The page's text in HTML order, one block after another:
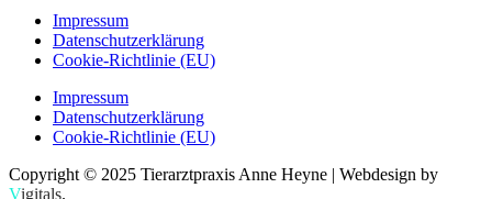
Impressum
Datenschutzerklärung
Cookie-Richtlinie (EU)
Impressum
Datenschutzerklärung
Cookie-Richtlinie (EU)
Copyright © 2025 Tierarztpraxis Anne Heyne | Webdesign by
Vigitals.